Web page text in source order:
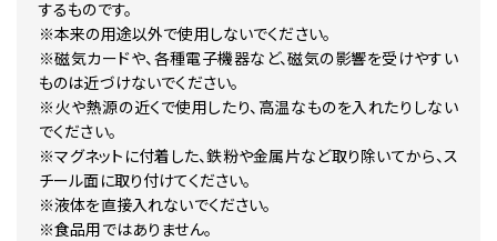
するものです。
※本来の用途以外で使用しないでください。
※磁気カードや、各種電子機器など、磁気の影響を受けやすい
ものは近づけないでください。
※火や熱源の近くで使用したり、高温なものを入れたりしない
でください。
※マグネットに付着した、鉄粉や金属片など取り除いてから、ス
チール面に取り付けてください。
※液体を直接入れないでください。
※食品用ではありません。